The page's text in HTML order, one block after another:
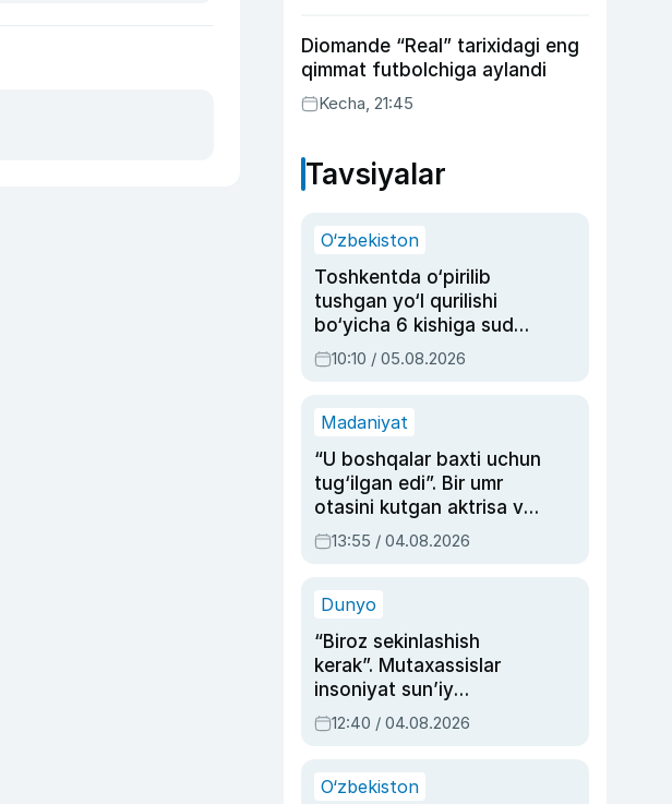
Diomande “Real” tarixidagi eng
qimmat futbolchiga aylandi
Kecha, 21:45
Tavsiyalar
O‘zbekiston
Toshkentda o‘pirilib
tushgan yo‘l qurilishi
bo‘yicha 6 kishiga sud
hukmi o‘qildi
10:10 / 05.08.2026
Madaniyat
“U boshqalar baxti uchun
tug‘ilgan edi”. Bir umr
otasini kutgan aktrisa va
dublyaj ustasi Rimma
Ahmedovaning
13:55 / 04.08.2026
Dunyo
“Biroz sekinlashish
kerak”. Mutaxassislar
insoniyat sun’iy
intellektni boshqara
olmay qolishidan xavotir
12:40 / 04.08.2026
O‘zbekiston